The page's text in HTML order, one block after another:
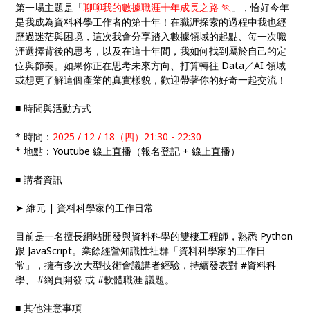
第一場主題是「聊聊我的數據職涯十年成長之路 🏃 」，恰好今年
是我成為資料科學工作者的第十年！在職涯探索的過程中我也經
歷過迷茫與困境，這次我會分享踏入數據領域的起點、每一次職
涯選擇背後的思考，以及在這十年間，我如何找到屬於自己的定
位與節奏。如果你正在思考未來方向、打算轉往 Data／AI 領域
或想更了解這個產業的真實樣貌，歡迎帶著你的好奇一起交流！
■ 時間與活動方式
* 時間： 2025 / 12 / 18（四）21:30 - 22:30
* 地點：Youtube 線上直播（報名登記 + 線上直播）
■ 講者資訊
➤ 維元 | 資料科學家的工作日常
目前是一名擅長網站開發與資料科學的雙棲工程師，熟悉 Python
跟 JavaScript。業餘經營知識性社群「資料科學家的工作日
常」，擁有多次大型技術會議講者經驗，持續發表對 #資料科
學、 #網頁開發 或 #軟體職涯 議題。
■ 其他注意事項